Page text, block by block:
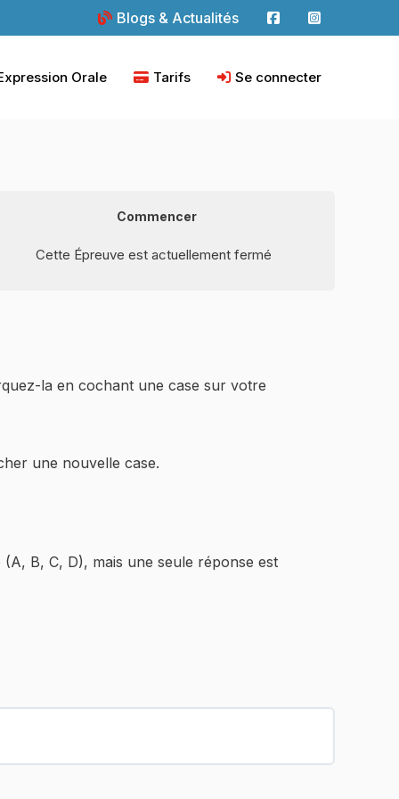
Blogs & Actualités
Orale Tarifs Se connecter
Commencer
Cette Épreuve est actuellement fermé
la en cochant une case sur votre
une nouvelle case.
B, C, D), mais une seule réponse est